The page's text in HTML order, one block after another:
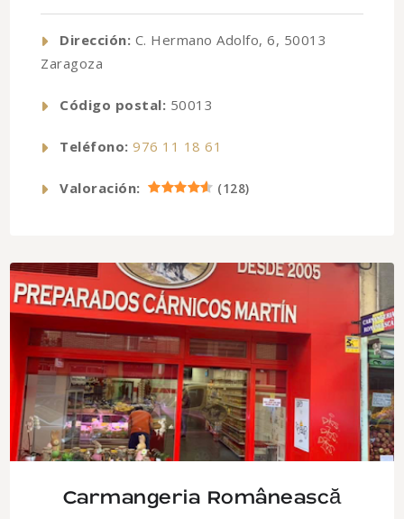
Dirección: C. Hermano Adolfo, 6, 50013
Zaragoza
Código postal: 50013
Teléfono: 976 11 18 61
Valoración: (128)
Carmangeria Românească